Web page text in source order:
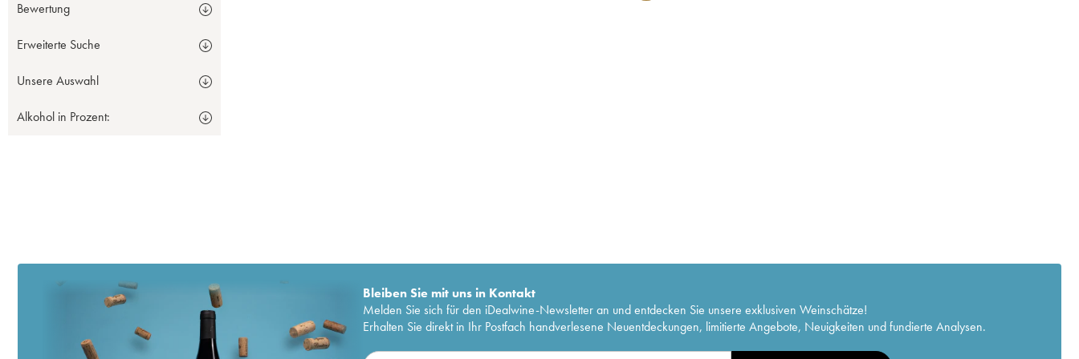
Bewertung
Erweiterte Suche
Unsere Auswahl
Alkohol in Prozent:
Bleiben Sie mit uns in Kontakt
Melden Sie sich für den iDealwine-Newsletter an und entdecken Sie unsere exklusiven Weinschätze!
Erhalten Sie direkt in Ihr Postfach handverlesene Neuentdeckungen, limitierte Angebote, Neuigkeiten und fundierte Analysen.